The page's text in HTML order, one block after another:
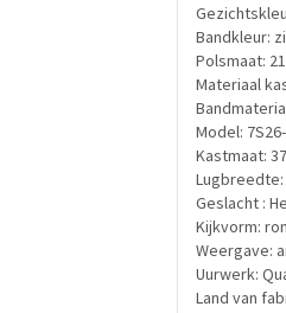
Bandkleur:
Polsmaat:
Materiaal
Model:
Kastmaat:
Lugbreedte:
Geslacht :
Kijkvorm:
Weergave:
Uurwerk:
Land van